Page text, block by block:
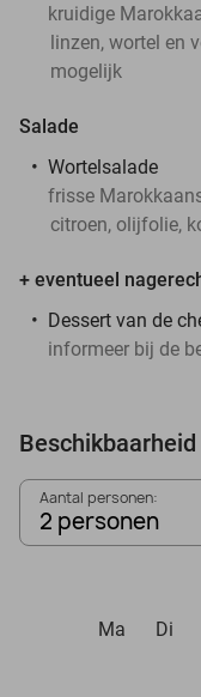
kruidige
linzen, wortel en
mogelijk
Salade
Wortelsalade
frisse
citroen, olijfolie,
+ eventueel
Dessert van de
informeer bij de
Beschikbaarheid
Aantal personen:
2 personen
Ma
Di